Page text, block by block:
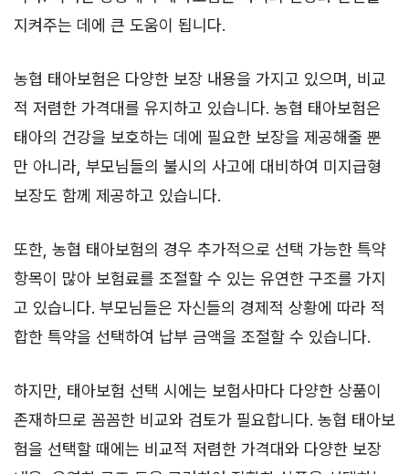
지켜주는 데에 큰 도움이 됩니다.
농협 태아보험은 다양한 보장 내용을 가지고 있으며, 비교
적 저렴한 가격대를 유지하고 있습니다. 농협 태아보험은
태아의 건강을 보호하는 데에 필요한 보장을 제공해줄 뿐
만 아니라, 부모님들의 불시의 사고에 대비하여 미지급형
보장도 함께 제공하고 있습니다.
또한, 농협 태아보험의 경우 추가적으로 선택 가능한 특약
항목이 많아 보험료를 조절할 수 있는 유연한 구조를 가지
고 있습니다. 부모님들은 자신들의 경제적 상황에 따라 적
합한 특약을 선택하여 납부 금액을 조절할 수 있습니다.
하지만, 태아보험 선택 시에는 보험사마다 다양한 상품이
존재하므로 꼼꼼한 비교와 검토가 필요합니다. 농협 태아보
험을 선택할 때에는 비교적 저렴한 가격대와 다양한 보장